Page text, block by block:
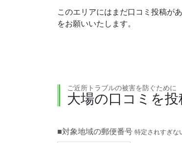
このエリアにはまだ口コミ投稿が
をお願いいたします。
ご近所トラブルの被害を防ぐために
大場の口コミを投
■対象地域の郵便番号 特定されすぎな